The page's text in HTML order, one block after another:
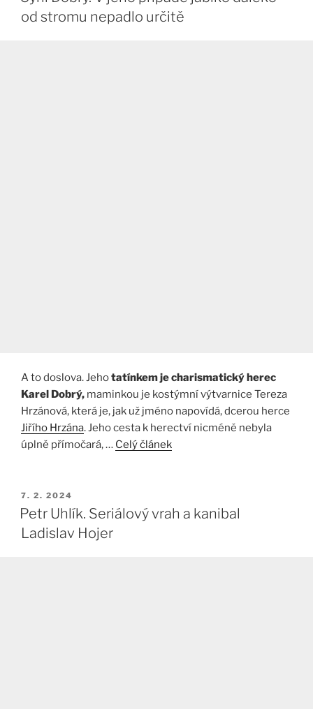
od stromu nepadlo určitě
A to doslova. Jehotatínkem je charismatický herec
Karel Dobrý, maminkou je kostýmní výtvarnice Tereza
Hrzánová, která je, jak už jméno napovídá, dcerou herce
Jiřího Hrzána. Jeho cesta k herectví nicméně nebyla
úplně přímočará, … Celý článek
PUBLIKOVÁNO
7. 2. 2024
Petr Uhlík. Seriálový vrah a kanibal
Ladislav Hojer